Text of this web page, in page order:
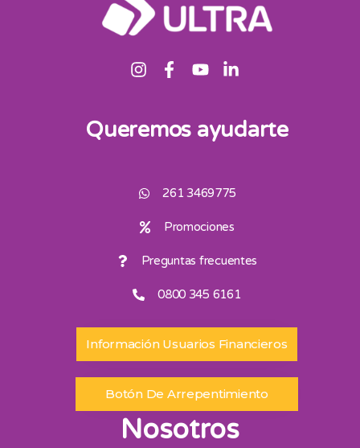
Queremos ayudarte
261 3469775
Promociones
Preguntas frecuentes
0800 345 6161
Información Usuarios Financieros
Botón De Arrepentimiento
Nosotros